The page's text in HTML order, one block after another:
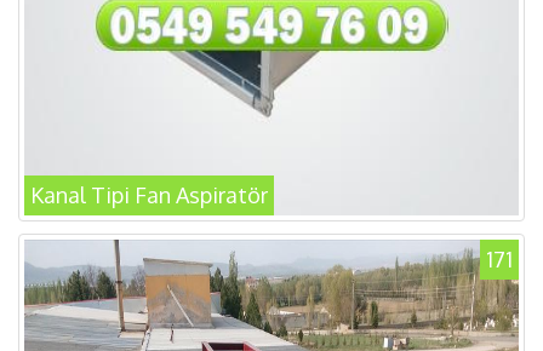
Kanal Tipi Fan Aspiratör
171